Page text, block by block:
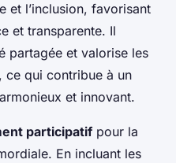
et l’inclusion, favorisant
et transparente. Il
partagée et valorise les
ce qui contribue à un
et innovant.
participatif pour la
En incluant les